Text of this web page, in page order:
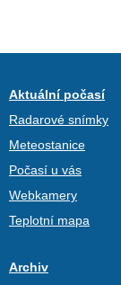
Aktuální počasí
Radarové snímky
Meteostanice
Počasí u vás
Webkamery
Teplotní mapa
Archiv